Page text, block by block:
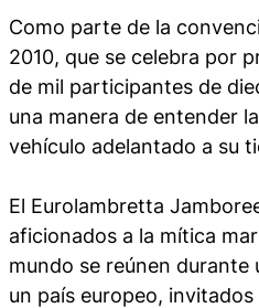
Como parte de la
2010, que se celebra por
de mil participantes de
una manera de entender
vehículo adelantado a su
El Eurolambretta
aficionados a la mítica
mundo se reúnen durante
un país europeo,